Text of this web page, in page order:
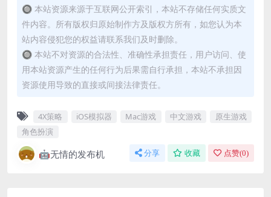
🔘 本站资源来源于互联网公开索引，本站不存储任何实质文
件内容。所有版权归原始制作方及版权方所有，如您认为本
站内容侵犯您的权益请联系我们及时删除。
🔘 本站不对资源的合法性、准确性承担责任，用户访问、使
用本站资源产生的任何行为后果需自行承担，本站不承担因
资源使用导致的直接或间接法律责任。
4X策略 iOS模拟器 Mac游戏 中文游戏
原生游戏
角色扮演
🤖无情的发布机 分享 收藏 点赞(0)